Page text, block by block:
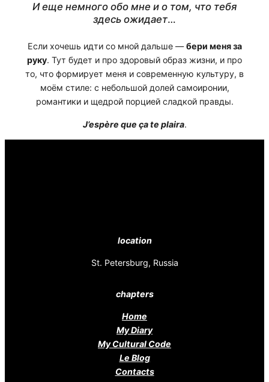
И еще немного обо мне и о том, что тебя
здесь ожидает…
Если хочешь идти со мной дальше —бери меня за
руку. Тут будет и про здоровый образ жизни, и про
то, что формирует меня и современную культуру, в
моём стиле: с небольшой долей самоиронии,
романтики и щедрой порцией сладкой правды.
J’espère que ça te plaira.
location
St. Petersburg, Russia
chapters
Home
My Diary
My Cultural Code
Le Blog
Contacts